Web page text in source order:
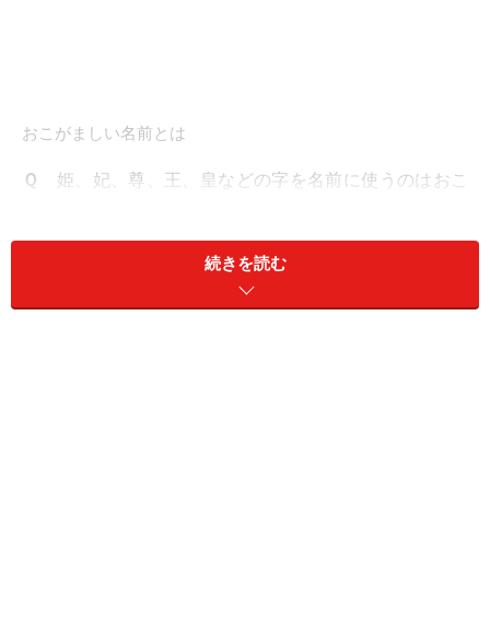
おこがましい名前とは
Ｑ
姫、妃、尊、王、皇などの字を名前に使うのはおこ
姫、妃は常識的に名前によく使われる字ですので、
不自然なイメージはありません。尊は最近少ない字です
続きを読む